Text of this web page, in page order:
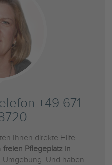
+49 671
Ihnen direkte Hilfe
freien Pflegeplatz in
Und haben